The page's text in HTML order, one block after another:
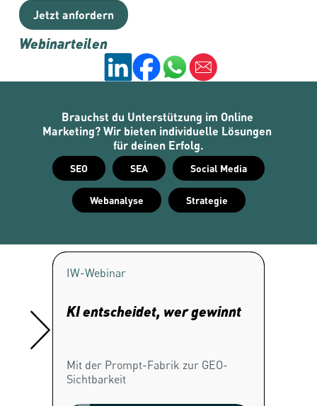
Jetzt anfordern
Webinarteilen
Brauchst du Unterstützung im Online
Marketing? Wir bieten individuelle Lösungen
für deinen Erfolg.
SEO SEA Social Media
Webanalyse Strategie
IW-Webinar
KI entscheidet, wer gewinnt
Mit der Prompt-Fabrik zur GEO-
Sichtbarkeit